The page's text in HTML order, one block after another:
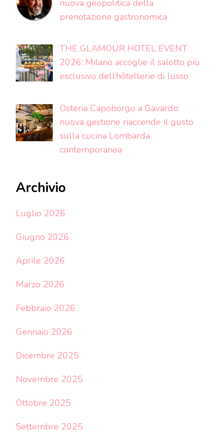
nuova geopolitica della
prenotazione gastronomica
THE GLAMOUR HOTEL EVENT
2026: Milano accoglie il salotto più
esclusivo dell’hôtellerie di lusso
Osteria Capoborgo a Gavardo:
nuova gestione riaccende il gusto
sulla cucina Lombarda
contemporanea
Archivio
Luglio 2026
Giugno 2026
Aprile 2026
Marzo 2026
Febbraio 2026
Gennaio 2026
Dicembre 2025
Novembre 2025
Ottobre 2025
Settembre 2025